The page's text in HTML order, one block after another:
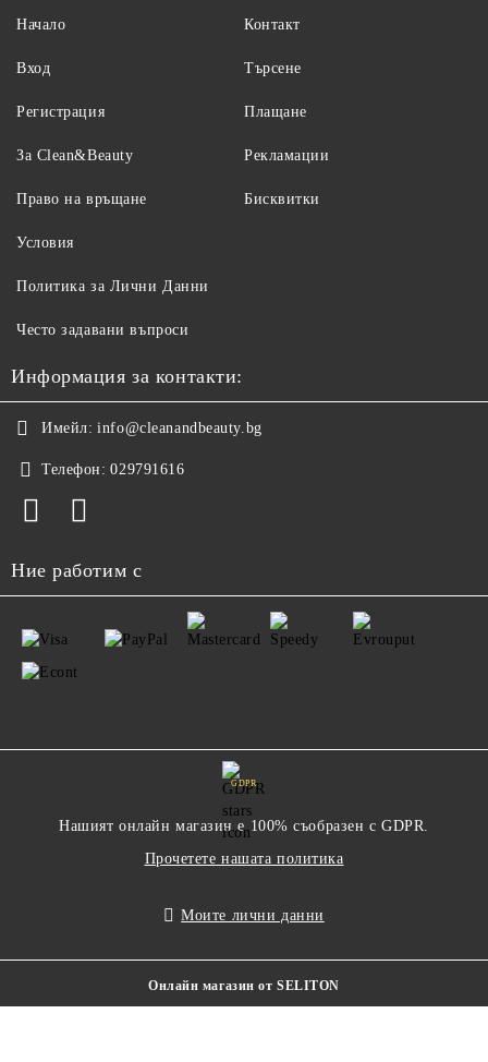
Начало
Вход
Регистрация
За Clean&Beauty
Контакт
Търсене
Плащане
Рекламации
Право на връщане
Условия
Политика за Лични Данни
Често задавани въпроси
Бисквитки
Информация за контакти:
Имейл: info@cleanandbeauty.bg
Телефон: 029791616
Ние работим с
GDPR
Нашият онлайн магазин е 100% съобразен с GDPR.
Прочетете нашата политика
Моите лични данни
Онлайн магазин от SELITON